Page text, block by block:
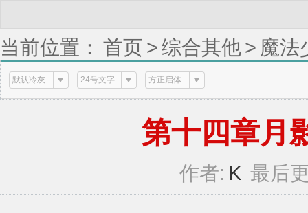
当前位置： 首页 >综合其他> 魔法
(1 / 11)
默认冷灰 24号文字 方正启体
第十四章月
作者: K 最后